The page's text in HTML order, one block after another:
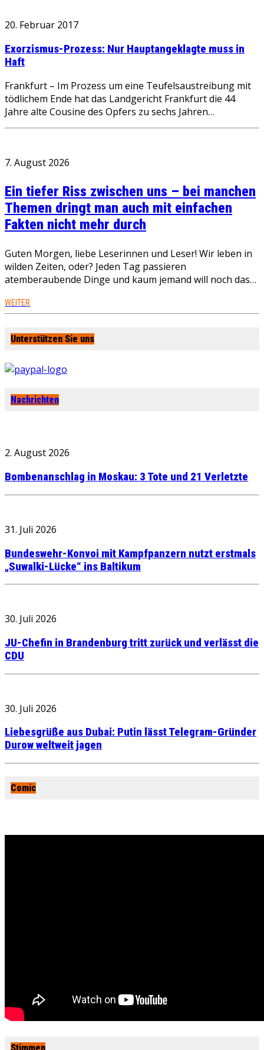
20. Februar 2017
Exorzismus-Prozess: Nur Hauptangeklagte muss in
Haft
Frankfurt – Im Prozess um eine Teufelsaustreibung mit
tödlichem Ende hat das Landgericht Frankfurt die 44
Jahre alte Cousine des Opfers zu sechs Jahren…
7. August 2026
Ein tiefer Riss zwischen uns – bei manchen
Themen dringt man auch mit einfachen
Fakten nicht mehr durch
Guten Morgen, liebe Leserinnen und Leser! Wir leben in
wilden Zeiten, oder? Jeden Tag passieren
atemberaubende Dinge und kaum jemand will noch das…
WEITER
Unterstützen Sie uns
Nachrichten
2. August 2026
Bombenanschlag in Moskau: 3 Tote und 21 Verletzte
31. Juli 2026
Bundeswehr-Konvoi mit Kampfpanzern nutzt erstmals
„Suwalki-Lücke“ ins Baltikum
30. Juli 2026
JU-Chefin in Brandenburg tritt zurück und verlässt die
CDU
30. Juli 2026
Liebesgrüße aus Dubai: Putin lässt Telegram-Gründer
Durow weltweit jagen
Comic